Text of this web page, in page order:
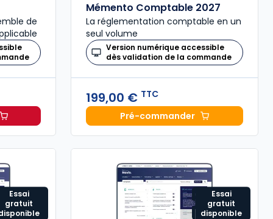
de
Fiscal 2026 à 215,00 € TTC
Mémento Comptable 2027
La réglementation comptable en un
seul volume
Version numérique accessible
dès validation de la commande
199,00 € TTC
Pré-commanderMémento Comptable
Essai
gratuit
Essai
gratuit
disponible